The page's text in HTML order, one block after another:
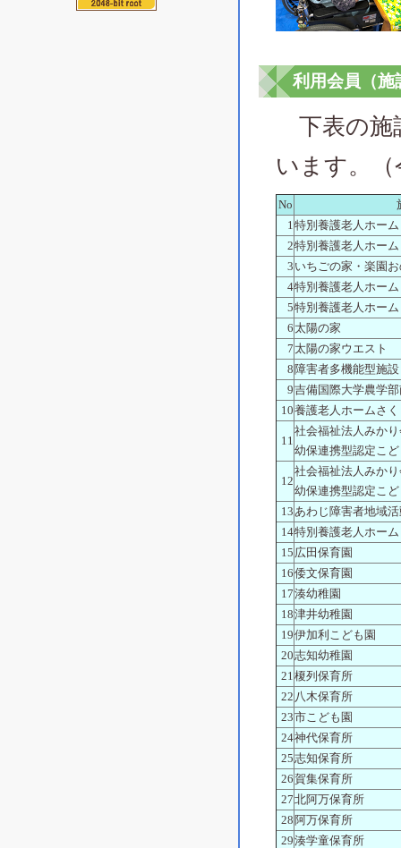
利用会員（施
下表の施
います。
No
1特別養護老人ホー
2特別養護老人ホー
3 いちごの家・楽園
4特別養護老人ホー
5特別養護老人ホー
6太陽の家
7太陽の家ウエスト
8 障害者多機能型施
9吉備国際大学農学
10養護老人ホームさ
11
社会福祉法人みか
幼保連携型認定こ
12
社会福祉法人みか
幼保連携型認定こ
13あわじ障害者地域
14特別養護老人ホー
15 広田保育園
16倭文保育園
17湊幼稚園
18津井幼稚園
19伊加利こども園
20志知幼稚園
21榎列保育所
22 八木保育所
23市こども園
24神代保育所
25志知保育所
26賀集保育所
27北阿万保育所
28 阿万保育所
29湊学童保育所